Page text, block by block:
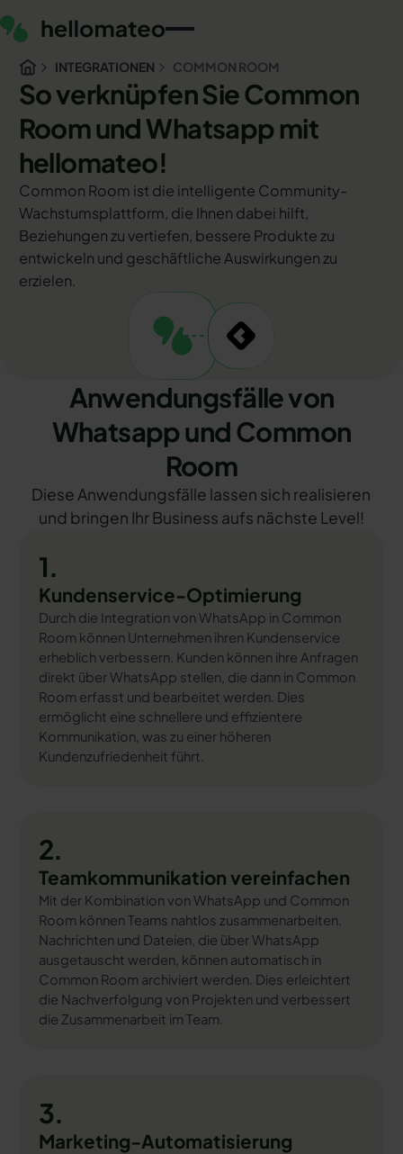
INTEGRATIONEN COMMON ROOM
So verknüpfen Sie Common
Room und Whatsapp mit
hellomateo!
Common Room ist die intelligente Community-
Wachstumsplattform, die Ihnen dabei hilft,
Beziehungen zu vertiefen, bessere Produkte zu
entwickeln und geschäftliche Auswirkungen zu
erzielen.
Anwendungsfälle von
Whatsapp und Common
Room
Diese Anwendungsfälle lassen sich realisieren
und bringen Ihr Business aufs nächste Level!
1.
Kundenservice-Optimierung
Durch die Integration von WhatsApp in Common
Room können Unternehmen ihren Kundenservice
erheblich verbessern. Kunden können ihre Anfragen
direkt über WhatsApp stellen, die dann in Common
Room erfasst und bearbeitet werden. Dies
ermöglicht eine schnellere und effizientere
Kommunikation, was zu einer höheren
Kundenzufriedenheit führt.
2.
Teamkommunikation vereinfachen
Mit der Kombination von WhatsApp und Common
Room können Teams nahtlos zusammenarbeiten.
Nachrichten und Dateien, die über WhatsApp
ausgetauscht werden, können automatisch in
Common Room archiviert werden. Dies erleichtert
die Nachverfolgung von Projekten und verbessert
die Zusammenarbeit im Team.
3.
Marketing-Automatisierung